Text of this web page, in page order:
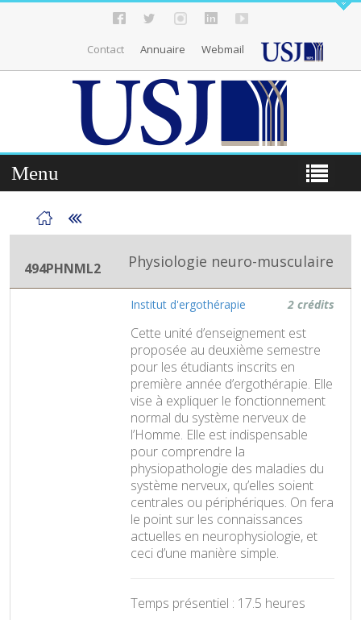
Contact Annuaire Webmail
Menu
494PHNML2 Physiologie neuro-musculaire
Institut d'ergothérapie 2 crédits
Cette unité d’enseignement est
proposée au deuxième semestre
pour les étudiants inscrits en
première année d’ergothérapie. Elle
vise à expliquer le fonctionnement
normal du système nerveux de
l’Homme. Elle est indispensable
pour comprendre la
physiopathologie des maladies du
système nerveux, qu’elles soient
centrales ou périphériques. On fera
le point sur les connaissances
actuelles en neurophysiologie, et
ceci d’une manière simple.
Temps présentiel : 17.5 heures